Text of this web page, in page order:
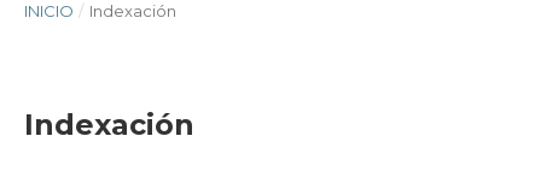
INICIO / Indexación
Indexación